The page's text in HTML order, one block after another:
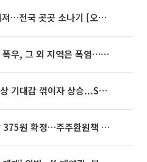
35도 안팎 무더위 이어져…전국 곳곳 소나기 [오늘 날씨]
동해안은 시간당 80㎜ 폭우, 그 외 지역은 폭염…‘극과 극 날씨’
뉴욕증시, 연준 금리인상 기대감 꺾이자 상승...S&P500 사상 최고치 [종합]
SK하이닉스, 분기배당 375원 확정…주주환원책 9월로 앞당겨 발표